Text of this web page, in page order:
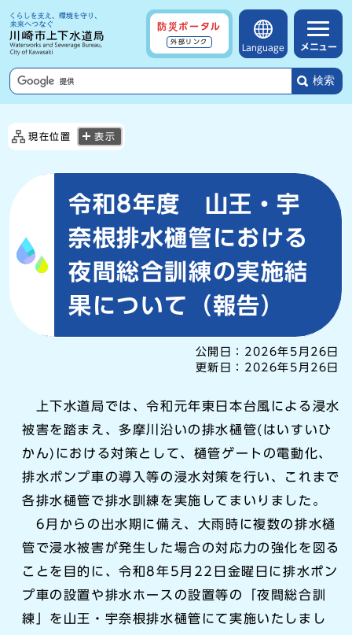
防災ポータル
外部リンク
Language メニュー
検索
現在位置 表示
令和8年度 山王・宇
奈根排水樋管における
夜間総合訓練の実施結
果について（報告）
公開日： 2026年5月26日
更新日： 2026年5月26日
上下水道局では、令和元年東日本台風による浸水
被害を踏まえ、多摩川沿いの排水樋管(はいすいひ
かん)における対策として、樋管ゲートの電動化、
排水ポンプ車の導入等の浸水対策を行い、これまで
各排水樋管で排水訓練を実施してまいりました。
6月からの出水期に備え、大雨時に複数の排水樋
管で浸水被害が発生した場合の対応力の強化を図る
ことを目的に、令和8年5月22日金曜日に排水ポン
プ車の設置や排水ホースの設置等の「夜間総合訓
練」を山王・宇奈根排水樋管にて実施いたしまし